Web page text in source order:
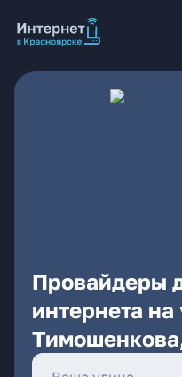
Провайдеры
интернета